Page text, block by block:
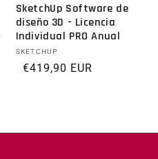
SketchUp Software de
diseño 3D - Licencia
Individual PRO Anual
Proveedor:
SKETCHUP
Precio habitual
€419,90 EUR